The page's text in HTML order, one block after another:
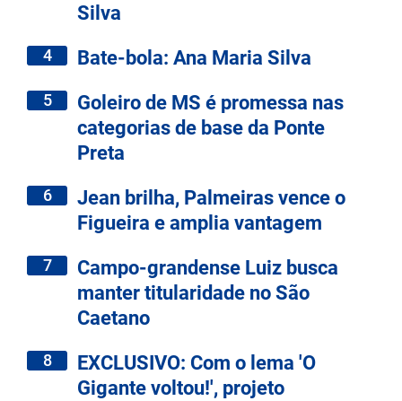
Silva
4 Bate-bola: Ana Maria Silva
5
Goleiro de MS é promessa nas
categorias de base da Ponte
Preta
6
Jean brilha, Palmeiras vence o
Figueira e amplia vantagem
7
Campo-grandense Luiz busca
manter titularidade no São
Caetano
8
EXCLUSIVO: Com o lema 'O
Gigante voltou!', projeto